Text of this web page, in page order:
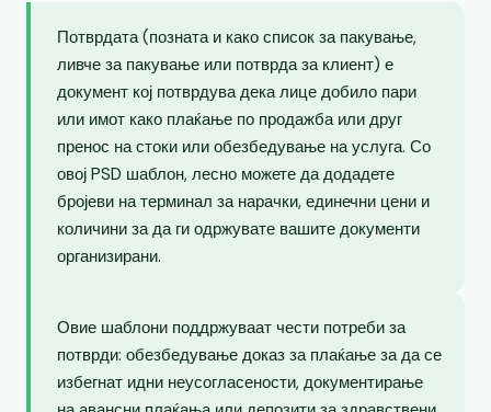
Потврдата (позната и како список за пакување,
ливче за пакување или потврда за клиент) е
документ кој потврдува дека лице добило пари
или имот како плаќање по продажба или друг
пренос на стоки или обезбедување на услуга. Со
овој PSD шаблон, лесно можете да додадете
бројеви на терминал за нарачки, единечни цени и
количини за да ги одржувате вашите документи
организирани.
Овие шаблони поддржуваат чести потреби за
потврди: обезбедување доказ за плаќање за да се
избегнат идни неусогласености, документирање